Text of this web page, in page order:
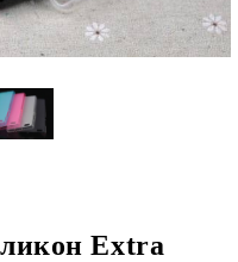
Extra